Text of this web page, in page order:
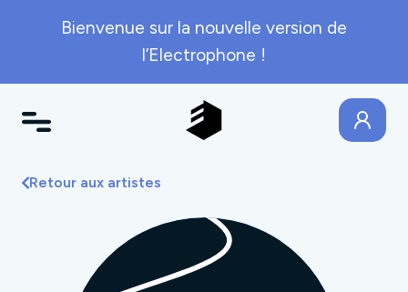
Bienvenue sur la nouvelle version de
l’Electrophone !
Retour aux artistes